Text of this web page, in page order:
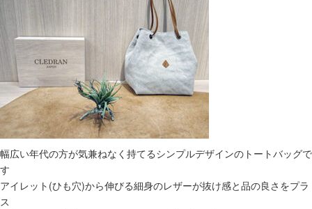
幅広い年代の方が気兼ねなく持てるシンプルデザインのトートバッグで
す
アイレット(ひも穴)から伸びる細身のレザーが抜け感と品の良さをプラ
ス